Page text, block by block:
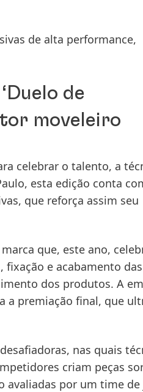
de alta performance,
de
moveleiro
celebrar o talento, a
esta edição conta
que reforça assim seu
que, este ano,
e acabamento
dos produtos. A
a premiação final, que
nas quais
criam peças
avaliadas por um time